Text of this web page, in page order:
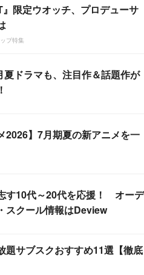
』限定ウオッチ、プロデューサ
プ特集
夏ドラマも、注目作＆話題作が
2026】7月期夏の新アニメを一
す10代～20代を応援！ オーデ
スクール情報はDeview
題サブスクおすすめ11選【徹底